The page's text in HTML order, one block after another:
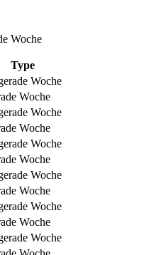
Woche
Type
Woche
Woche
Woche
Woche
Woche
Woche
Woche
Woche
Woche
Woche
Woche